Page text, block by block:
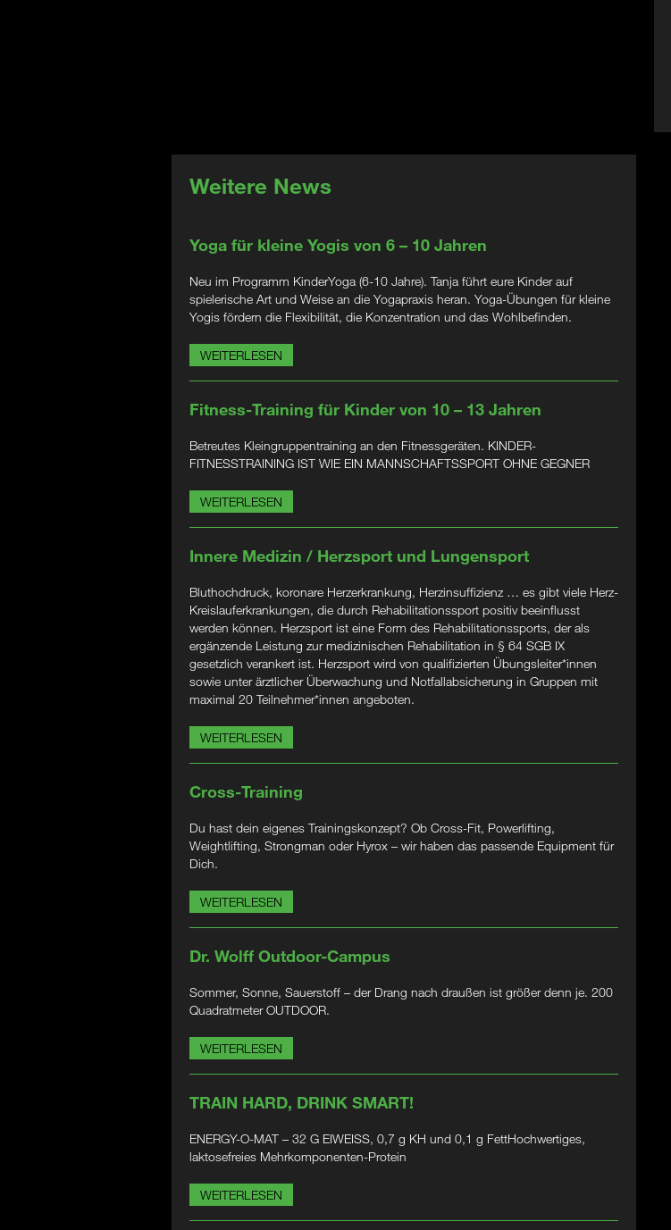
Weitere News
Yoga für kleine Yogis von 6 – 10 Jahren
Neu im Programm KinderYoga (6-10 Jahre). Tanja führt eure Kinder auf
spielerische Art und Weise an die Yogapraxis heran. Yoga-Übungen für kleine
Yogis fördern die Flexibilität, die Konzentration und das Wohlbefinden.
WEITERLESEN
Fitness-Training für Kinder von 10 – 13 Jahren
Betreutes Kleingruppentraining an den Fitnessgeräten. KINDER-
FITNESSTRAINING IST WIE EIN MANNSCHAFTSSPORT OHNE GEGNER
WEITERLESEN
Innere Medizin / Herzsport und Lungensport
Bluthochdruck, koronare Herzerkrankung, Herzinsuffizienz … es gibt viele Herz-
Kreislauferkrankungen, die durch Rehabilitationssport positiv beeinflusst
werden können. Herzsport ist eine Form des Rehabilitationssports, der als
ergänzende Leistung zur medizinischen Rehabilitation in § 64 SGB IX
gesetzlich verankert ist. Herzsport wird von qualifizierten Übungsleiter*innen
sowie unter ärztlicher Überwachung und Notfallabsicherung in Gruppen mit
maximal 20 Teilnehmer*innen angeboten.
WEITERLESEN
Cross-Training
Du hast dein eigenes Trainingskonzept? Ob Cross-Fit, Powerlifting,
Weightlifting, Strongman oder Hyrox – wir haben das passende Equipment für
Dich.
WEITERLESEN
Dr. Wolff Outdoor-Campus
Sommer, Sonne, Sauerstoff – der Drang nach draußen ist größer denn je. 200
Quadratmeter OUTDOOR.
WEITERLESEN
TRAIN HARD, DRINK SMART!
ENERGY-O-MAT – 32 G EIWEISS, 0,7 g KH und 0,1 g FettHochwertiges,
laktosefreies Mehrkomponenten-Protein
WEITERLESEN